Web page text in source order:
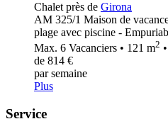
Chalet près de Girona
AM 325/1 Maison de
plage avec piscine -
Max. 6 Vacanciers • 121 m2
de 814 €
par semaine
Plus
Service